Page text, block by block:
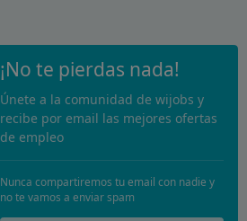
¡No te pierdas nada!
Únete a la comunidad de wijobs y
recibe por email las mejores ofertas
de empleo
Nunca compartiremos tu email con nadie y
no te vamos a enviar spam